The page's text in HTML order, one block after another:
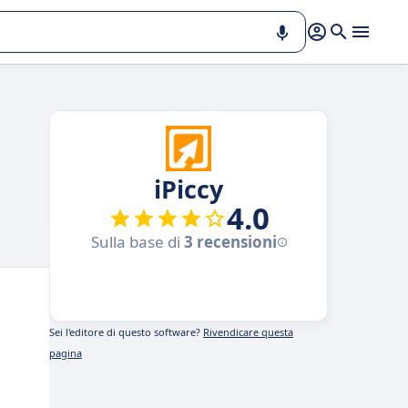
iPiccy
4.0
Sulla base di 3 recensioni
Sei l'editore di questo software? Rivendicare questa
pagina